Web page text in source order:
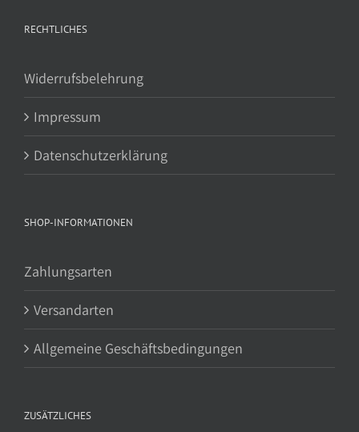
RECHTLICHES
Widerrufsbelehrung
Impressum
Datenschutzerklärung
SHOP-INFORMATIONEN
Zahlungsarten
Versandarten
Allgemeine Geschäftsbedingungen
ZUSÄTZLICHES